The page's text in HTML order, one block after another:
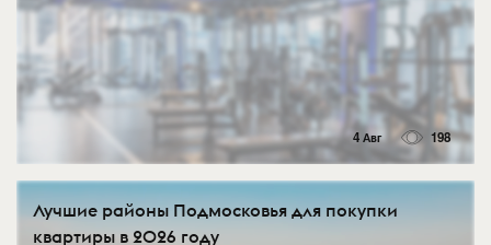
4 Авг 198
Лучшие районы Подмосковья для покупки
квартиры в 2026 году